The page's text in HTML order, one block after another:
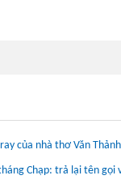
của nhà thơ Văn Thảnh
Chạp: trả lại tên gọi